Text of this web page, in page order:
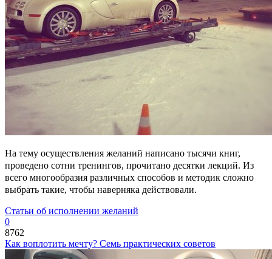
На тему осуществления желаний написано тысячи книг,
проведено сотни тренингов, прочитано десятки лекций. Из
всего многообразия различных способов и методик сложно
выбрать такие, чтобы наверняка действовали.
Статьи об исполнении желаний
0
8762
Как воплотить мечту? Семь практических советов